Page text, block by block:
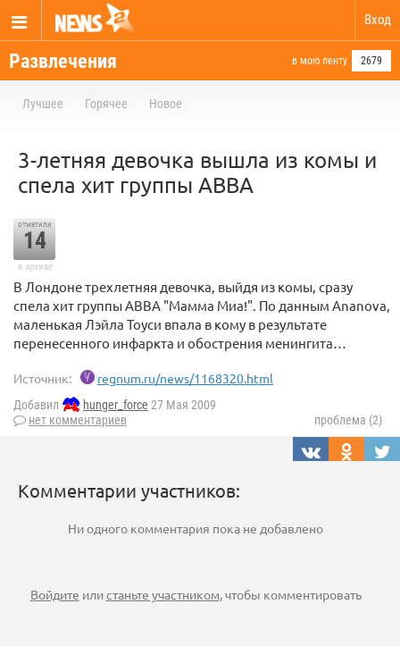
Вход
Развлечения в мою ленту 2679
Лучшее Горячее Новое
3-летняя девочка вышла из комы и
спела хит группы ABBA
отметили
14
в архиве
В Лондоне трехлетняя девочка, выйдя из комы, сразу
спела хит группы ABBA "Мамма Миа!". По данным Ananova,
маленькая Лэйла Тоуси впала в кому в результате
перенесенного инфаркта и обострения менингита…
Источник: regnum.ru/news/1168320.html
Добавил hunger_force 27 Мая 2009
нет комментариев
проблема (2)
Комментарии участников:
Ни одного комментария пока не добавлено
Войдите илистаньте участником, чтобы комментировать